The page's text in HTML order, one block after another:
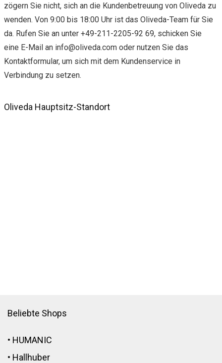
zögern Sie nicht, sich an die Kundenbetreuung von Oliveda zu
wenden. Von 9:00 bis 18:00 Uhr ist das Oliveda-Team für Sie
da. Rufen Sie an unter +49-211-2205-92 69, schicken Sie
eine E-Mail an info@oliveda.com oder nutzen Sie das
Kontaktformular, um sich mit dem Kundenservice in
Verbindung zu setzen.
Oliveda Hauptsitz-Standort
Beliebte Shops
• HUMANIC
• Hallhuber